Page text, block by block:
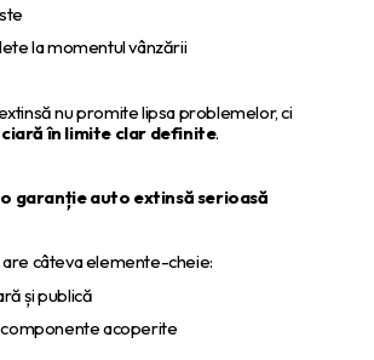
la momentul vânzării
nu promite lipsa problemelor, ci
în limite clar definite.
garanție auto extinsă serioasă
câteva elemente-cheie:
și publică
acoperite